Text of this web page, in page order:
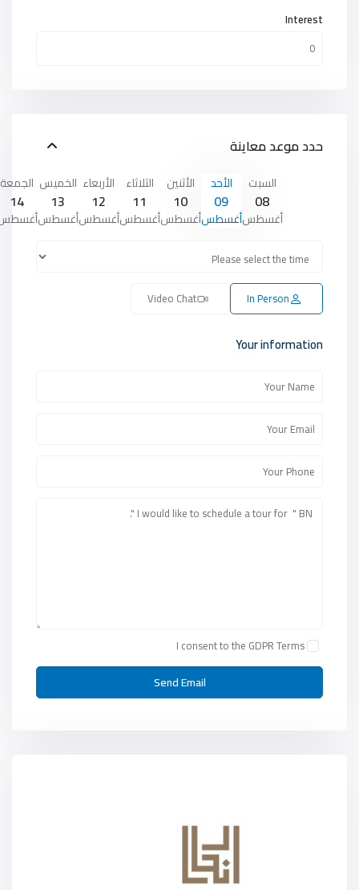
Interest
حدد موعد معاينة
السبت
08
أغسطس
الأحد
09
أغسطس
الأثنين
10
أغسطس
الثلاثاء
11
أغسطس
الأربعاء
12
أغسطس
الخميس
13
أغسطس
الجمعة
14
In Person
Video Chat
Your information
I consent to the GDPR Terms